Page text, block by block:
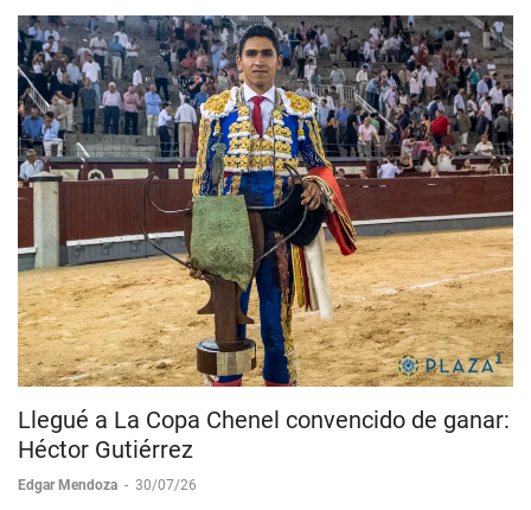
Llegué a La Copa Chenel convencido de ganar:
Héctor Gutiérrez
Edgar Mendoza - 30/07/26